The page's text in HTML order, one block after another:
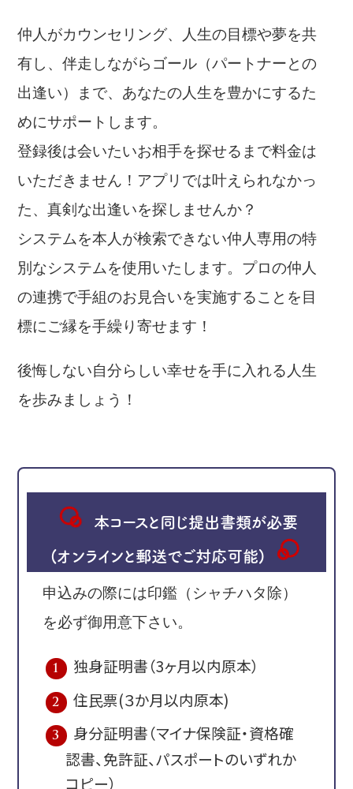
仲人がカウンセリング、人生の目標や夢を共
有し、伴走しながらゴール（パートナーとの
出逢い）まで、あなたの人生を豊かにするた
めにサポートします。
登録後は会いたいお相手を探せるまで料金は
いただきません！アプリでは叶えられなかっ
た、真剣な出逢いを探しませんか？
システムを本人が検索できない仲人専用の特
別なシステムを使用いたします。プロの仲人
の連携で手組のお見合いを実施することを目
標にご縁を手繰り寄せます！
後悔しない自分らしい幸せを手に入れる人生
を歩みましょう！
本コースと同じ提出書類が必要
(オンラインと郵送でご対応可能)
申込みの際には印鑑（シャチハタ除）
を必ず御用意下さい。
独身証明書（3ヶ月以内原本）
住民票(３か月以内原本)
身分証明書（マイナ保険証・資格確
認書、免許証、パスポートのいずれか
コピー）
MAIL LINE MAP